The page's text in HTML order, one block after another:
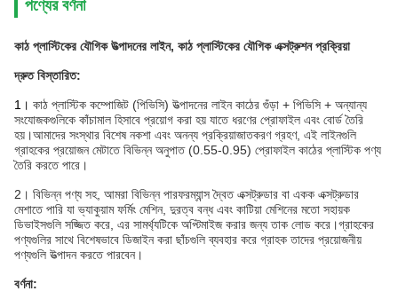
পণ্যের বর্ণনা
কাঠ প্লাস্টিকের যৌগিক উত্পাদনের লাইন, কাঠ প্লাস্টিকের যৌগিক এক্সট্রুশন প্রক্রিয়া
দ্রুত বিস্তারিত:
1। কাঠ প্লাস্টিক কম্পোজিট (পিভিসি) উত্পাদনের লাইন কাঠের গুঁড়া + পিভিসি + অন্যান্য
সংযোজকগুলিকে কাঁচামাল হিসাবে প্রয়োগ করা হয় যাতে ধরণের প্রোফাইল এবং বোর্ড তৈরি
হয়।আমাদের সংস্থার বিশেষ নকশা এবং অনন্য প্রক্রিয়াজাতকরণ গ্রহণ, এই লাইনগুলি
গ্রাহকের প্রয়োজন মেটাতে বিভিন্ন অনুপাত (0.55-0.95) প্রোফাইল কাঠের প্লাস্টিক পণ্য
তৈরি করতে পারে।
2। বিভিন্ন পণ্য সহ, আমরা বিভিন্ন পারফরম্যান্স দ্বৈত এক্সট্রুডার বা একক এক্সট্রুডার
মেশাতে পারি যা ভ্যাকুয়াম ফর্মিং মেশিন, দুরত্ব বন্ধ এবং কাটিয়া মেশিনের মতো সহায়ক
ডিভাইসগুলি সজ্জিত করে, এর সামর্থ্যটিকে অপ্টিমাইজ করার জন্য তাক লোড করে।গ্রাহকের
পণ্যগুলির সাথে বিশেষভাবে ডিজাইন করা ছাঁচগুলি ব্যবহার করে গ্রাহক তাদের প্রয়োজনীয়
পণ্যগুলি উত্পাদন করতে পারবেন।
বর্ণনা: